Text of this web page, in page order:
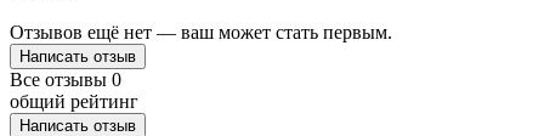
Отзывов ещё нет — ваш может стать первым.
Написать отзыв
Все отзывы 0
общий рейтинг
Написать отзыв